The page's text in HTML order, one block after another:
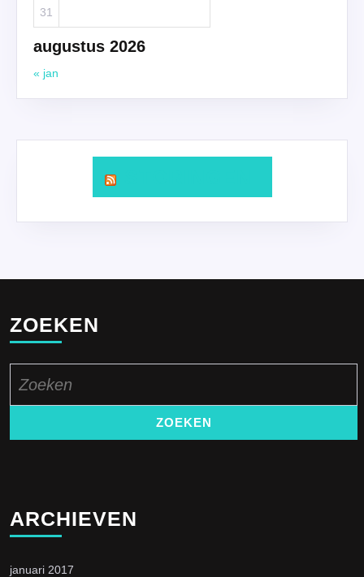
augustus 2026
31
« jan
ZOEKEN
naar:
ARCHIEVEN
januari 2017